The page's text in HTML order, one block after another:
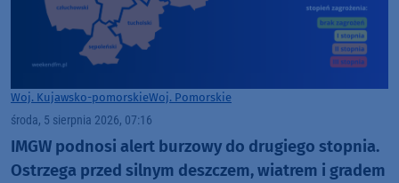
Woj. Kujawsko-pomorskieWoj. Pomorskie
środa, 5 sierpnia 2026, 07:16
IMGW podnosi alert burzowy do drugiego stopnia.
Ostrzega przed silnym deszczem, wiatrem i gradem